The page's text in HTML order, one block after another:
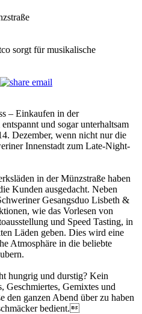
sorgt für musikalische
– Einkaufen in der
und sogar unterhaltsam
Dezember, wenn nicht nur die
Innenstadt zum Late-Night-
in der Münzstraße haben
Kunden ausgedacht. Neben
Gesangsduo Lisbeth &
wie das Vorlesen von
und Speed Tasting, in
Läden geben. Dies wird eine
Atmosphäre in die beliebte
hungrig und durs­tig? Kein
Geschmiertes, Gemixtes und
den ganzen Abend über zu haben
bedient.